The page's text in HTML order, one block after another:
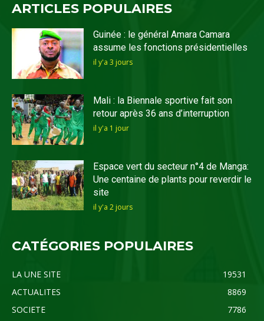
ARTICLES POPULAIRES
Guinée : le général Amara Camara
assume les fonctions présidentielles
il y'a 3 jours
Mali : la Biennale sportive fait son
retour après 36 ans d’interruption
il y'a 1 jour
Espace vert du secteur n°4 de Manga:
Une centaine de plants pour reverdir le
site
il y'a 2 jours
CATÉGORIES POPULAIRES
LA UNE SITE
19531
ACTUALITES
8869
SOCIETE
7786